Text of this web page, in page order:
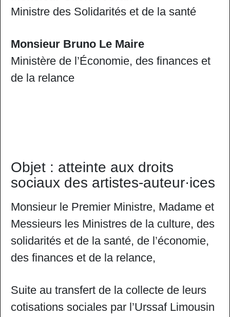
Ministre des Solidarités et de la santé
Monsieur Bruno Le Maire
Ministère de l’Économie, des finances et
de la relance
Objet : atteinte aux droits
sociaux des artistes-auteur·ices
Monsieur le Premier Ministre, Madame et
Messieurs les Ministres de la culture, des
solidarités et de la santé, de l’économie,
des finances et de la relance,
Suite au transfert de la collecte de leurs
cotisations sociales par l’Urssaf Limousin